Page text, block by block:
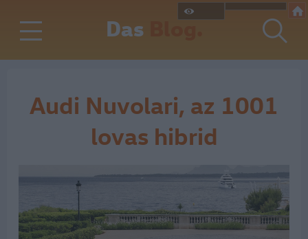
Das Blog.
Audi Nuvolari, az 1001
lovas hibrid